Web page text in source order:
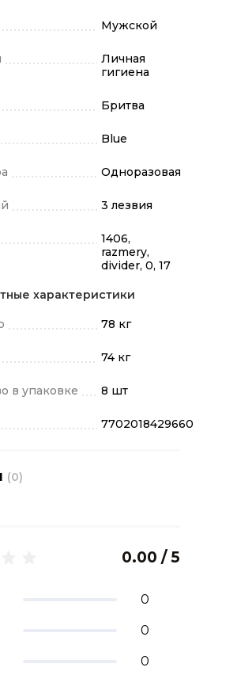
вашему бюджету.
Мужской
Личная
гигиена
Бритва
Blue
Одноразовая
3 лезвия
1406,
razmery,
divider, 0, 17
характеристики
78 кг
74 кг
в упаковке 8 шт
7702018429660
(0)
0.00 / 5
0
0
0